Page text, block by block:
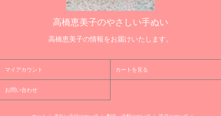
高橋恵美子のやさしい手ぬい
高橋恵美子の情報をお届けいたします。
マイアカウント カートを見る
お問い合わせ